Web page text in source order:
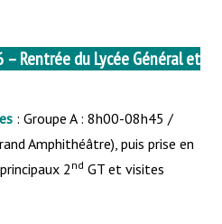
Rentrée du Lycée Général et
: Groupe A : 8h00-08h45 /
Amphithéâtre), puis prise en
2 nd GT et visites